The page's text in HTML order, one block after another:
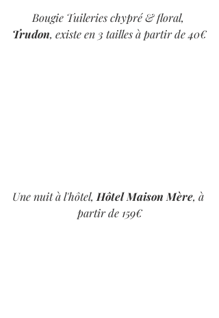
Bougie Tuileries chypré & floral,
Trudon, existe en 3 tailles à partir de 40€
Une nuit à l'hôtel, Hôtel Maison Mère, à
partir de 159€